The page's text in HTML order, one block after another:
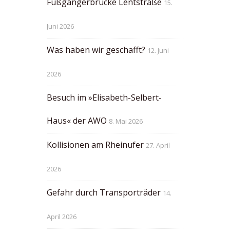
15.
Juni 2026
Was haben wir geschafft? 12. Juni
2026
Besuch im »Elisabeth-Selbert-
Haus« der AWO 8. Mai 2026
Kollisionen am Rheinufer 27. April
2026
Gefahr durch Transporträder 14.
April 2026